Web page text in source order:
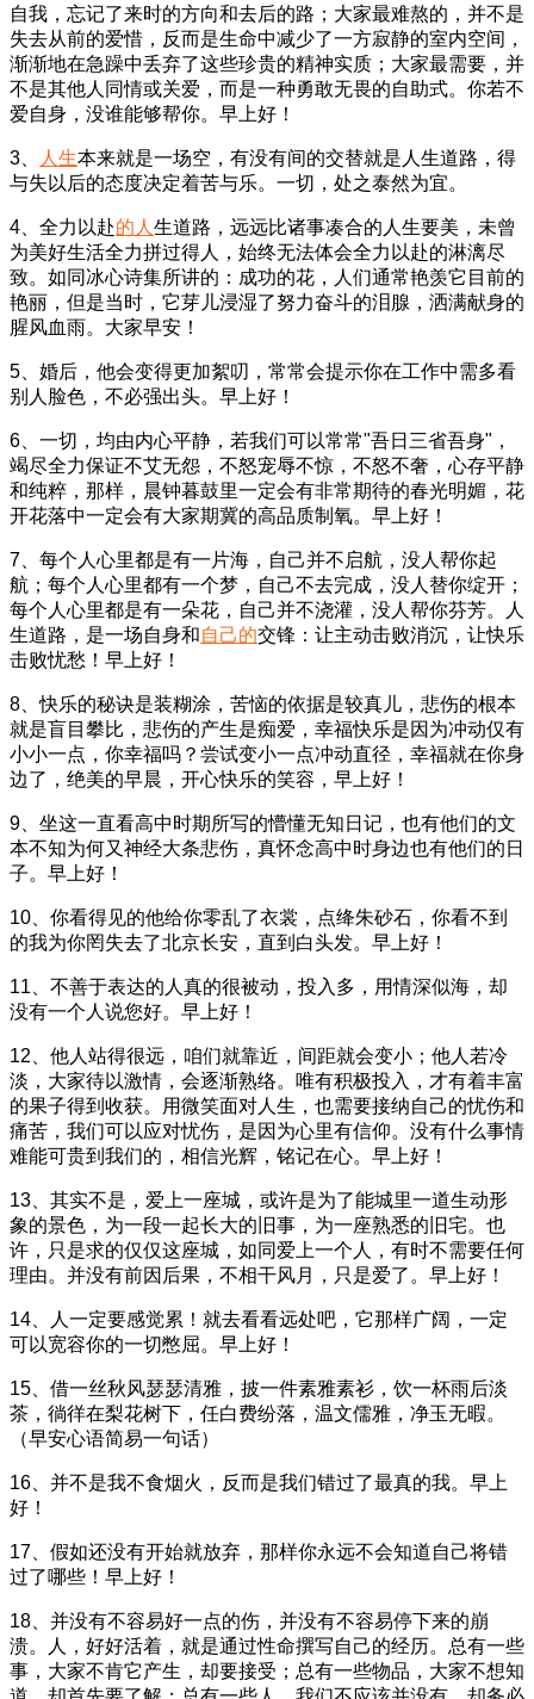
自我，忘记了来时的方向和去后的路；大家最难熬的，并不是
失去从前的爱惜，反而是生命中减少了一方寂静的室内空间，
渐渐地在急躁中丢弃了这些珍贵的精神实质；大家最需要，并
不是其他人同情或关爱，而是一种勇敢无畏的自助式。你若不
爱自身，没谁能够帮你。早上好！
3、 人生本来就是一场空，有没有间的交替就是人生道路，得
与失以后的态度决定着苦与乐。一切，处之泰然为宜。
4、全力以赴的人 生道路，远远比诸事凑合的人生要美，未曾
为美好生活全力拼过得人，始终无法体会全力以赴的淋漓尽
致。如同冰心诗集所讲的：成功的花，人们通常艳羡它目前的
艳丽，但是当时，它芽儿浸湿了努力奋斗的泪腺，洒满献身的
腥风血雨。大家早安！
5、婚后，他会变得更加絮叨，常常会提示你在工作中需多看
别人脸色，不必强出头。早上好！
6、一切，均由内心平静，若我们可以常常"吾日三省吾身"，
竭尽全力保证不艾无怨，不怒宠辱不惊，不怒不奢，心存平静
和纯粹，那样，晨钟暮鼓里一定会有非常期待的春光明媚，花
开花落中一定会有大家期冀的高品质制氧。早上好！
7、每个人心里都是有一片海，自己并不启航，没人帮你起
航；每个人心里都有一个梦，自己不去完成，没人替你绽开；
每个人心里都是有一朵花，自己并不浇灌，没人帮你芬芳。人
生道路，是一场自身和自己的交锋：让主动击败消沉，让快乐
击败忧愁！早上好！
8、快乐的秘诀是装糊涂，苦恼的依据是较真儿，悲伤的根本
就是盲目攀比，悲伤的产生是痴爱，幸福快乐是因为冲动仅有
小小一点，你幸福吗？尝试变小一点冲动直径，幸福就在你身
边了，绝美的早晨，开心快乐的笑容，早上好！
9、坐这一直看高中时期所写的懵懂无知日记，也有他们的文
本不知为何又神经大条悲伤，真怀念高中时身边也有他们的日
子。早上好！
10、你看得见的他给你零乱了衣裳，点绛朱砂石，你看不到
的我为你罔失去了北京长安，直到白头发。早上好！
11、不善于表达的人真的很被动，投入多，用情深似海，却
没有一个人说您好。早上好！
12、他人站得很远，咱们就靠近，间距就会变小；他人若冷
淡，大家待以激情，会逐渐熟络。唯有积极投入，才有着丰富
的果子得到收获。用微笑面对人生，也需要接纳自己的忧伤和
痛苦，我们可以应对忧伤，是因为心里有信仰。没有什么事情
难能可贵到我们的，相信光辉，铭记在心。早上好！
13、其实不是，爱上一座城，或许是为了能城里一道生动形
象的景色，为一段一起长大的旧事，为一座熟悉的旧宅。也
许，只是求的仅仅这座城，如同爱上一个人，有时不需要任何
理由。并没有前因后果，不相干风月，只是爱了。早上好！
14、人一定要感觉累！就去看看远处吧，它那样广阔，一定
可以宽容你的一切憋屈。早上好！
15、借一丝秋风瑟瑟清雅，披一件素雅素衫，饮一杯雨后淡
茶，徜徉在梨花树下，任白费纷落，温文儒雅，净玉无暇。
（早安心语简易一句话）
16、并不是我不食烟火，反而是我们错过了最真的我。早上
好！
17、假如还没有开始就放弃，那样你永远不会知道自己将错
过了哪些！早上好！
18、并没有不容易好一点的伤，并没有不容易停下来的崩
溃。人，好好活着，就是通过性命撰写自己的经历。总有一些
事，大家不肯它产生，却要接受；总有一些物品，大家不想知